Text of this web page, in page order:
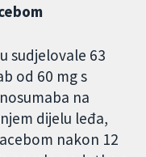
sudjelovale 63
od 60 mg s
na
dijelu leđa,
nakon 12